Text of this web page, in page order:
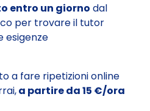
entro un giorno dal
per trovare il tutor
esigenze
a fare ripetizioni online
a partire da 15 €/ora